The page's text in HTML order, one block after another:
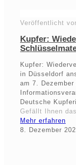
Veröffentlicht
Kupfer:
Kupfer:
in Düsseldorf
am 7.
Deutsche
Gefällt Ihnen
Mehr erfahren
8. Dezember